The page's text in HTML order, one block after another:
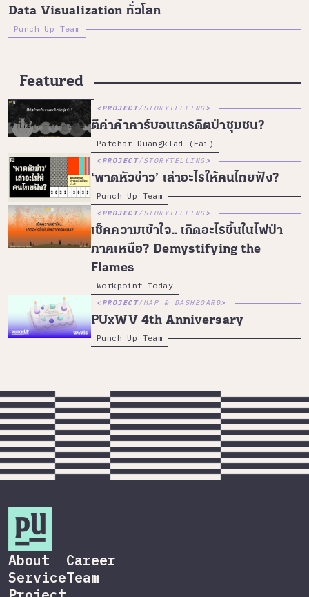
Data Visualization ทั่วโลก
Punch Up Team
Featured
PROJECT/STORYTELLING
ตีค่าค้าคาร์บอนเครดิตป่าชุมชน?
Patchar Duangklad (Fai)
PROJECT/STORYTELLING
‘พาดหัวข่าว’ เล่าอะไรให้คนไทยฟัง?
Punch Up Team
PROJECT/STORYTELLING
เช็คความเข้าใจ.. เกิดอะไรขึ้นในไฟป่า
ภาคเหนือ? Demystifying the
Flames
Workpoint Today
PROJECT/MAP & DASHBOARD
PUxWV 4th Anniversary
Punch Up Team
About
Service
Career
Team